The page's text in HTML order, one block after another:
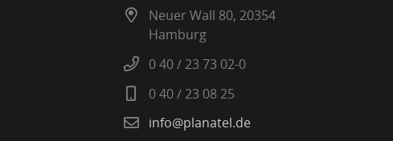
Neuer Wall 80, 20354
Hamburg
0 40 / 23 73 02-0
0 40 / 23 08 25
info@planatel.de